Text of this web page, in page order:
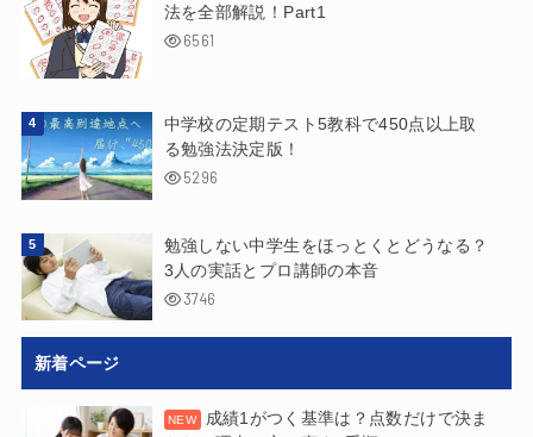
法を全部解説！Part1
6561
中学校の定期テスト5教科で450点以上取
る勉強法決定版！
5296
勉強しない中学生をほっとくとどうなる？
3人の実話とプロ講師の本音
3746
新着ページ
成績1がつく基準は？点数だけで決ま